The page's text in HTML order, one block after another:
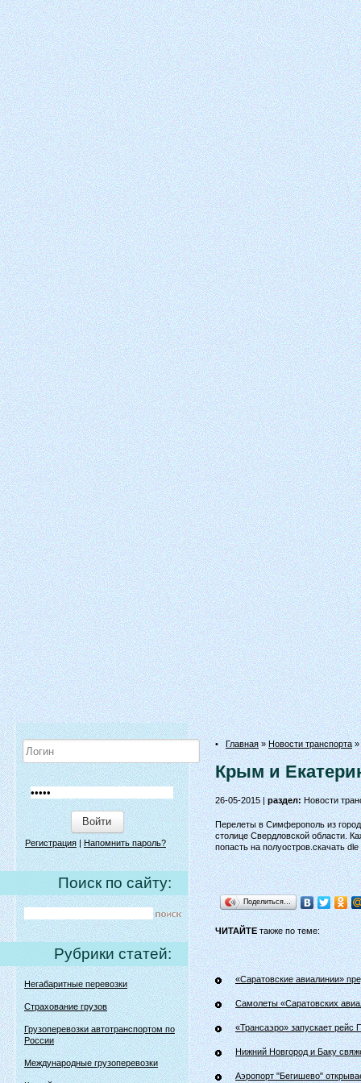
Войти
Регистрация|Напомнить пароль?
Поиск по сайту:
Рубрики статей:
Негабаритные перевозки
Страхование грузов
Грузоперевозки автотранспортом по
России
Международные грузоперевозки
•Главная»Новости транспорта»
Крым и
26-05-2015 |раздел:Новости
Перелеты в Симферополь из
столице Свердловской области.
попасть на полуостров.скачать
Поделиться…
ЧИТАЙТЕтакже по теме:
«Саратовские авиалинии»
Самолеты «Саратовских
«Трансаэро» запускает
Нижний Новгород и Баку
Аэропорт "Бегишево"